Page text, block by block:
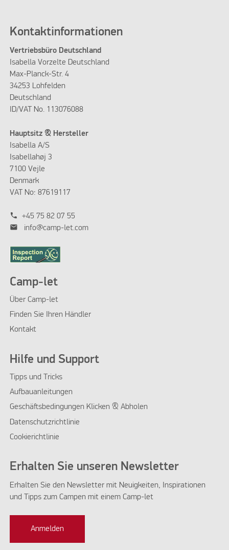
Kontaktinformationen
Vertriebsbüro Deutschland
Isabella Vorzelte Deutschland
Max-Planck-Str. 4
34253 Lohfelden
Deutschland
ID/VAT No. 113076088
Hauptsitz & Hersteller
Isabella A/S
Isabellahøj 3
7100 Vejle
Denmark
VAT No: 87619117
phone +45 75 82 07 55
mail info@camp-let.com
Camp-let
Über Camp-let
Finden Sie Ihren Händler
Kontakt
Hilfe und Support
Tipps und Tricks
Aufbauanleitungen
Geschäftsbedingungen Klicken & Abholen
Datenschutzrichtlinie
Cookierichtlinie
Erhalten Sie unseren Newsletter
Erhalten Sie den Newsletter mit Neuigkeiten, Inspirationen
und Tipps zum Campen mit einem Camp-let
Anmelden